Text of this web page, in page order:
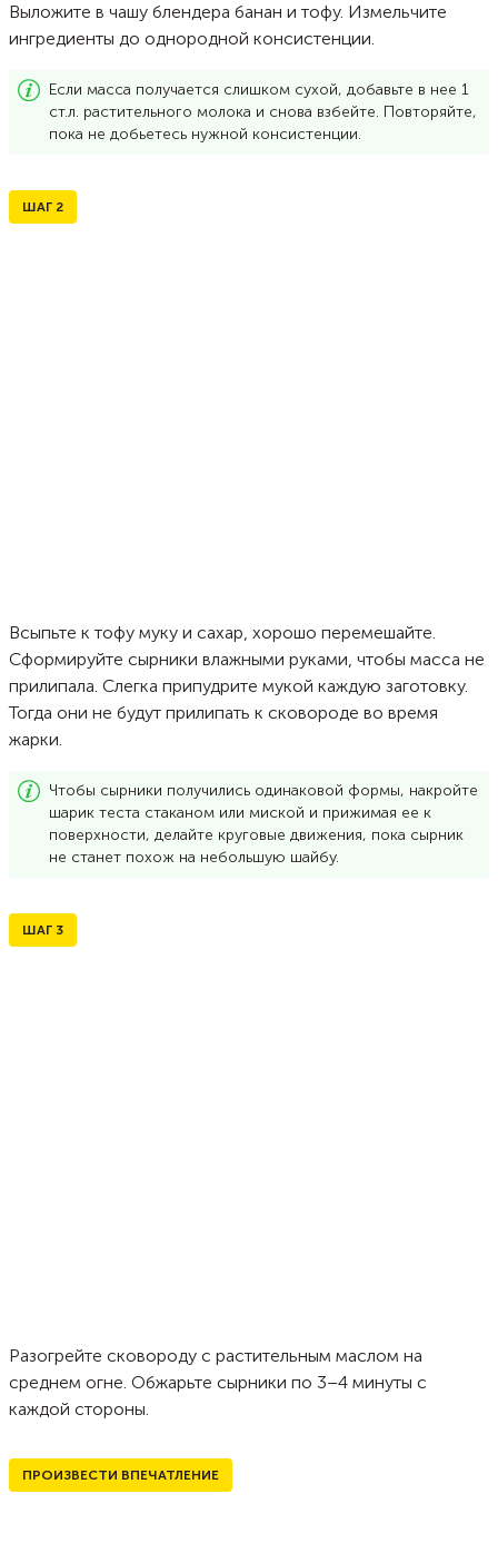
Выложите в чашу блендера банан и тофу. Измельчите
ингредиенты до однородной консистенции.
Если масса получается слишком сухой, добавьте в нее 1
ст.л. растительного молока и снова взбейте. Повторяйте,
пока не добьетесь нужной консистенции.
ШАГ 2
Всыпьте к тофу муку и сахар, хорошо перемешайте.
Сформируйте сырники влажными руками, чтобы масса не
прилипала. Слегка припудрите мукой каждую заготовку.
Тогда они не будут прилипать к сковороде во время
жарки.
Чтобы сырники получились одинаковой формы, накройте
шарик теста стаканом или миской и прижимая ее к
поверхности, делайте круговые движения, пока сырник
не станет похож на небольшую шайбу.
ШАГ 3
Разогрейте сковороду с растительным маслом на
среднем огне. Обжарьте сырники по 3–4 минуты с
каждой стороны.
ПРОИЗВЕСТИ ВПЕЧАТЛЕНИЕ